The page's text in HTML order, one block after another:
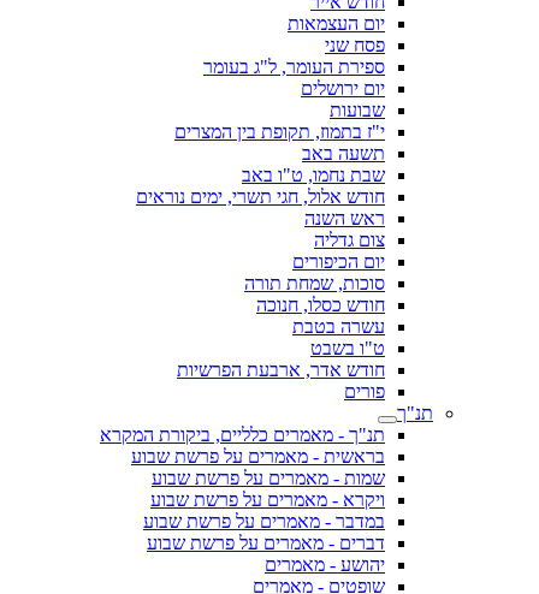
יום העצמאות
פסח שני
ספירת העומר, ל"ג בעומר
יום ירושלים
שבועות
י"ז בתמוז, תקופת בין המצרים
תשעה באב
שבת נחמו, ט"ו באב
חודש אלול, חגי תשרי, ימים נוראים
ראש השנה
צום גדליה
יום הכיפורים
סוכות, שמחת תורה
חודש כסלו, חנוכה
עשרה בטבת
ט"ו בשבט
חודש אדר, ארבעת הפרשיות
פורים
תנ"ך
תנ"ך - מאמרים כלליים, ביקורת המקרא
בראשית - מאמרים על פרשת שבוע
שמות - מאמרים על פרשת שבוע
ויקרא - מאמרים על פרשת שבוע
במדבר - מאמרים על פרשת שבוע
דברים - מאמרים על פרשת שבוע
יהושע - מאמרים
שופטים - מאמרים